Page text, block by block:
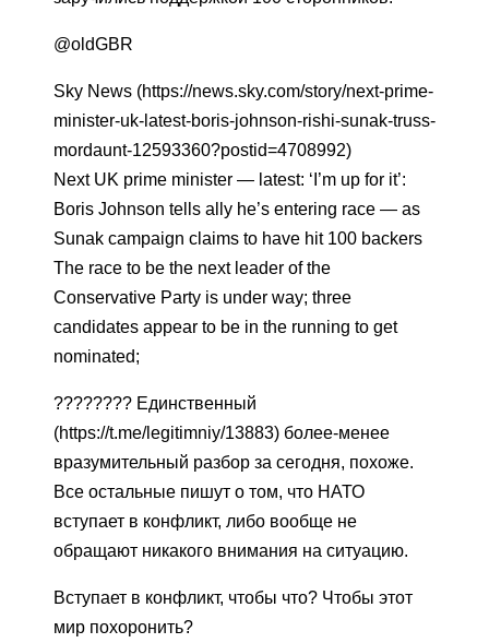
@oldGBR
Sky News (https://news.sky.com/story/next-prime-
minister-uk-latest-boris-johnson-rishi-sunak-truss-
mordaunt-12593360?postid=4708992)
Next UK prime minister — latest: ‘I’m up for it’:
Boris Johnson tells ally he’s entering race — as
Sunak campaign claims to have hit 100 backers
The race to be the next leader of the
Conservative Party is under way; three
candidates appear to be in the running to get
nominated;
???????? Единственный
(https://t.me/legitimniy/13883) более-менее
вразумительный разбор за сегодня, похоже.
Все остальные пишут о том, что НАТО
вступает в конфликт, либо вообще не
обращают никакого внимания на ситуацию.
Вступает в конфликт, чтобы что? Чтобы этот
мир похоронить?